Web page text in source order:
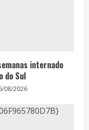
internado
do Sul
08/2026